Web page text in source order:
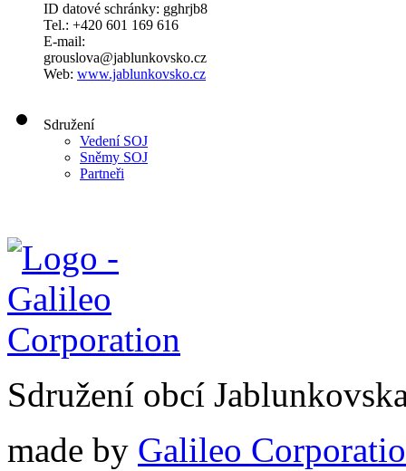
ID datové schránky: gghrjb8
Tel.: +420 601 169 616
E-mail:
grouslova@jablunkovsko.cz
Web: www.jablunkovsko.cz
Sdružení
Vedení SOJ
Sněmy SOJ
Partneři
Sdružení obcí
made by Galileo